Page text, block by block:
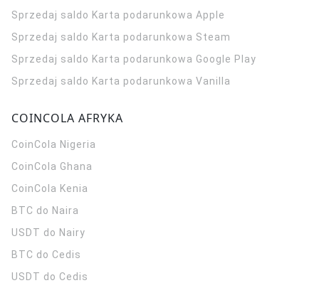
Sprzedaj saldo Karta podarunkowa Apple
Sprzedaj saldo Karta podarunkowa Steam
Sprzedaj saldo Karta podarunkowa Google Play
Sprzedaj saldo Karta podarunkowa Vanilla
COINCOLA AFRYKA
CoinCola Nigeria
CoinCola Ghana
CoinCola Kenia
BTC do Naira
USDT do Nairy
BTC do Cedis
USDT do Cedis